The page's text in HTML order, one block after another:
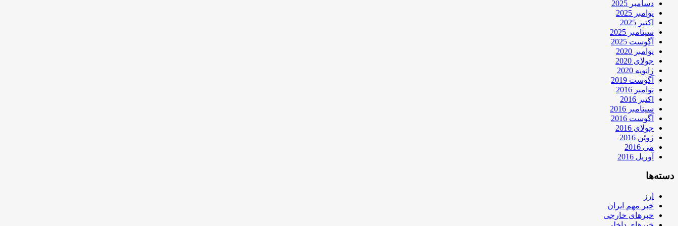
دسامبر 2025
نوامبر 2025
اکتبر 2025
سپتامبر 2025
آگوست 2025
نوامبر 2020
جولای 2020
ژانویه 2020
آگوست 2019
نوامبر 2016
اکتبر 2016
سپتامبر 2016
آگوست 2016
جولای 2016
ژوئن 2016
می 2016
آوریل 2016
دسته‌ها
ارز
خبر مهم ایران
خبرهای خارجی